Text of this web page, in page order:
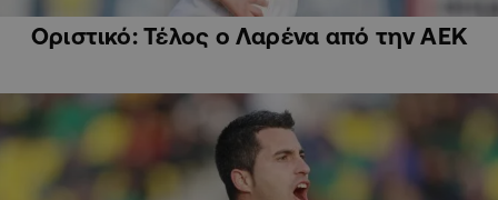
Οριστικό: Τέλος ο Λαρένα από την ΑΕΚ